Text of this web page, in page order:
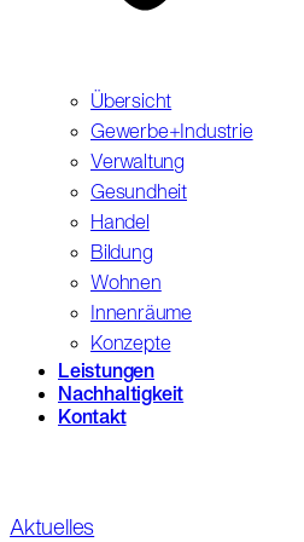
Übersicht
Gewerbe+Industrie
Verwaltung
Gesundheit
Handel
Bildung
Wohnen
Innenräume
Konzepte
Leistungen
Nachhaltigkeit
Kontakt
Aktuelles